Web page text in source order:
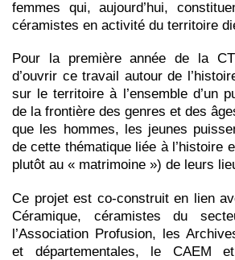
femmes qui, aujourd’hui,
céramistes en activité du territoire
Pour la première année de la
d’ouvrir ce travail autour de
sur le territoire à l’ensemble d’un
de la frontière des genres et des
que les hommes, les jeunes
de cette thématique liée à l’histoire
plutôt au « matrimoine ») de leurs
Ce projet est co-construit en lien
Céramique, céramistes du
l’Association Profusion, les
et départementales, le CAEM